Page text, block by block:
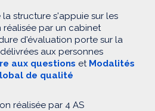
structure s'appuie sur les
par un cabinet
d'évaluation porte sur la
aux personnes
aux questions et Modalités
de qualité
réalisée par 4 AS